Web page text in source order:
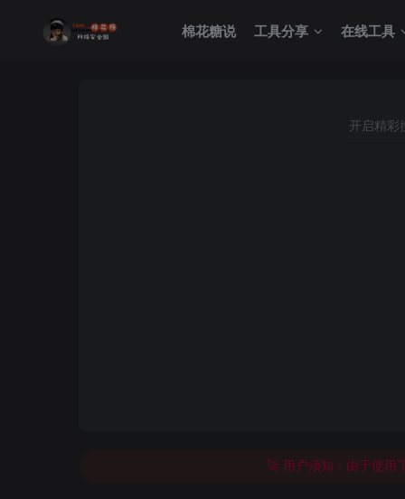
棉花糖说 工具分享 在线工具
开启精彩